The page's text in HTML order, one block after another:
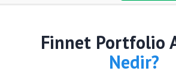
Finnet Portfolio
Nedir?